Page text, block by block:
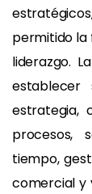
permitido la
liderazgo.
establecer
estrategia,
procesos,
tiempo,
comercial y